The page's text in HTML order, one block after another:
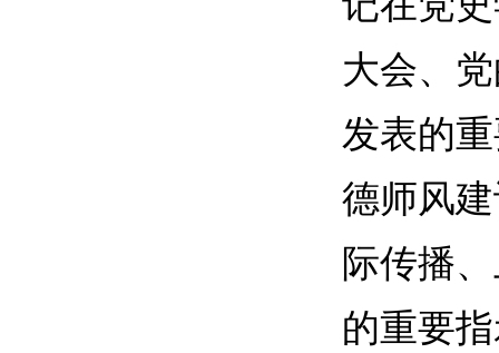
大会、
发表的
德师风
际传播
的重要